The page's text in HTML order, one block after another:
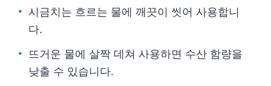
시금치는 흐르는 물에 깨끗이 씻어 사용합니
다.
뜨거운 물에 살짝 데쳐 사용하면 수산 함량을
낮출 수 있습니다.